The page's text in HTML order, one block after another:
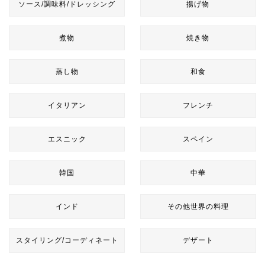
ソース/調味料/ドレッシング 揚げ物
煮物 焼き物
蒸し物 和食
イタリアン フレンチ
エスニック スペイン
韓国 中華
インド その他世界の料理
スタイリング/コーディネート デザート